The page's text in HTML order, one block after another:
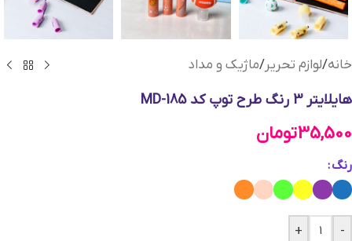
خانه/لوازم تحریر/ماژیک و مداد
هایلایتر 3 رنگ طرح توپ کد MD-185
35,500تومان
رنگ
-
+